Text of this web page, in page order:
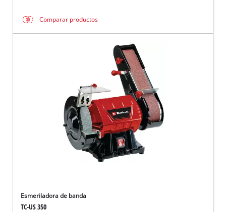
Comparar productos
Esmeriladora de banda
TC-US 350